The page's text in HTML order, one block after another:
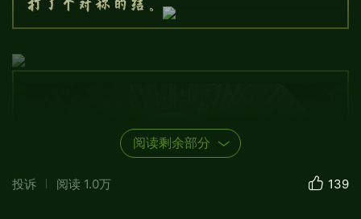
阅读剩余部分
投诉 阅读 1.0万 139